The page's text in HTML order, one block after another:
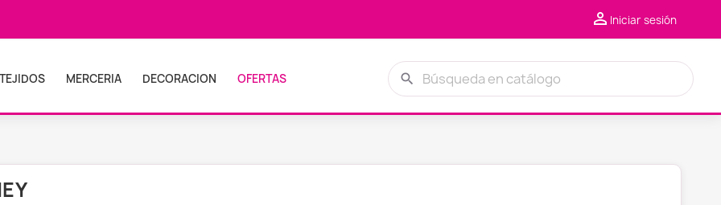
 Iniciar sesión
TEJIDOS MERCERIA DECORACION OFERTAS search